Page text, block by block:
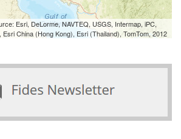
Esri, DeLorme, NAVTEQ, USGS, Intermap, iPC,
China (Hong Kong), Esri (Thailand), TomTom, 2012